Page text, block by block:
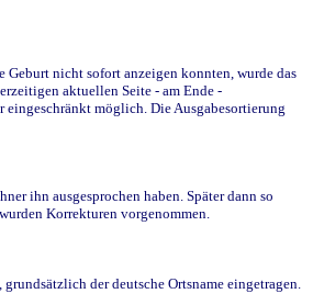
nicht sofort anzeigen konnten, wurde das
aktuellen Seite - am Ende -
eingeschränkt möglich. Die Ausgabesortierung
ihn ausgesprochen haben. Später dann so
Korrekturen vorgenommen.
der deutsche Ortsname eingetragen.